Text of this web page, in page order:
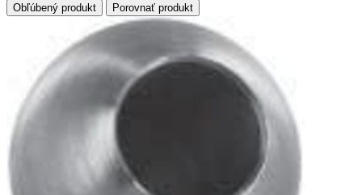
Obľúbený produkt
Porovnať produkt